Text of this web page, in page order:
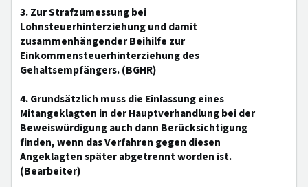
3. Zur Strafzumessung bei
Lohnsteuerhinterziehung und damit
zusammenhängender Beihilfe zur
Einkommensteuerhinterziehung des
Gehaltsempfängers. (BGHR)
4. Grundsätzlich muss die Einlassung eines
Mitangeklagten in der Hauptverhandlung bei der
Beweiswürdigung auch dann Berücksichtigung
finden, wenn das Verfahren gegen diesen
Angeklagten später abgetrennt worden ist.
(Bearbeiter)